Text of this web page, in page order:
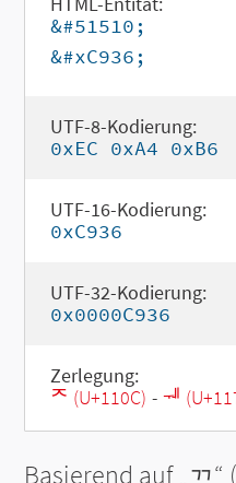
&#51510;
&#xC936;
UTF-8-Kodierung:
0xEC 0xA4 0xB6
UTF-16-Kodierung:
0xC936
UTF-32-Kodierung:
0x0000C936
Zerlegung:
ᄌ (U+110C) - ᅰ
Basierend auf „ᆩ“